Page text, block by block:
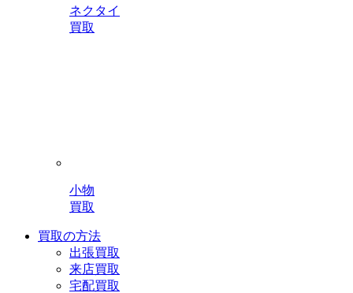
ネクタイ
買取
小物
買取
買取の方法
出張買取
来店買取
宅配買取